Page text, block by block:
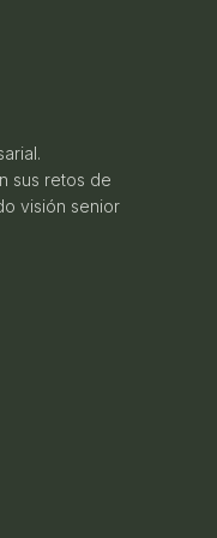
sus retos de
visión senior